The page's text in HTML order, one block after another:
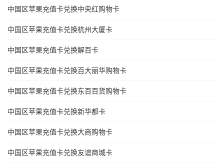
中国区苹果充值卡兑换中央红购物卡
中国区苹果充值卡兑换杭州大厦卡
中国区苹果充值卡兑换解百卡
中国区苹果充值卡兑换百大丽华购物卡
中国区苹果充值卡兑换东百百货购物卡
中国区苹果充值卡兑换新华都卡
中国区苹果充值卡兑换大商购物卡
中国区苹果充值卡兑换友谊商城卡